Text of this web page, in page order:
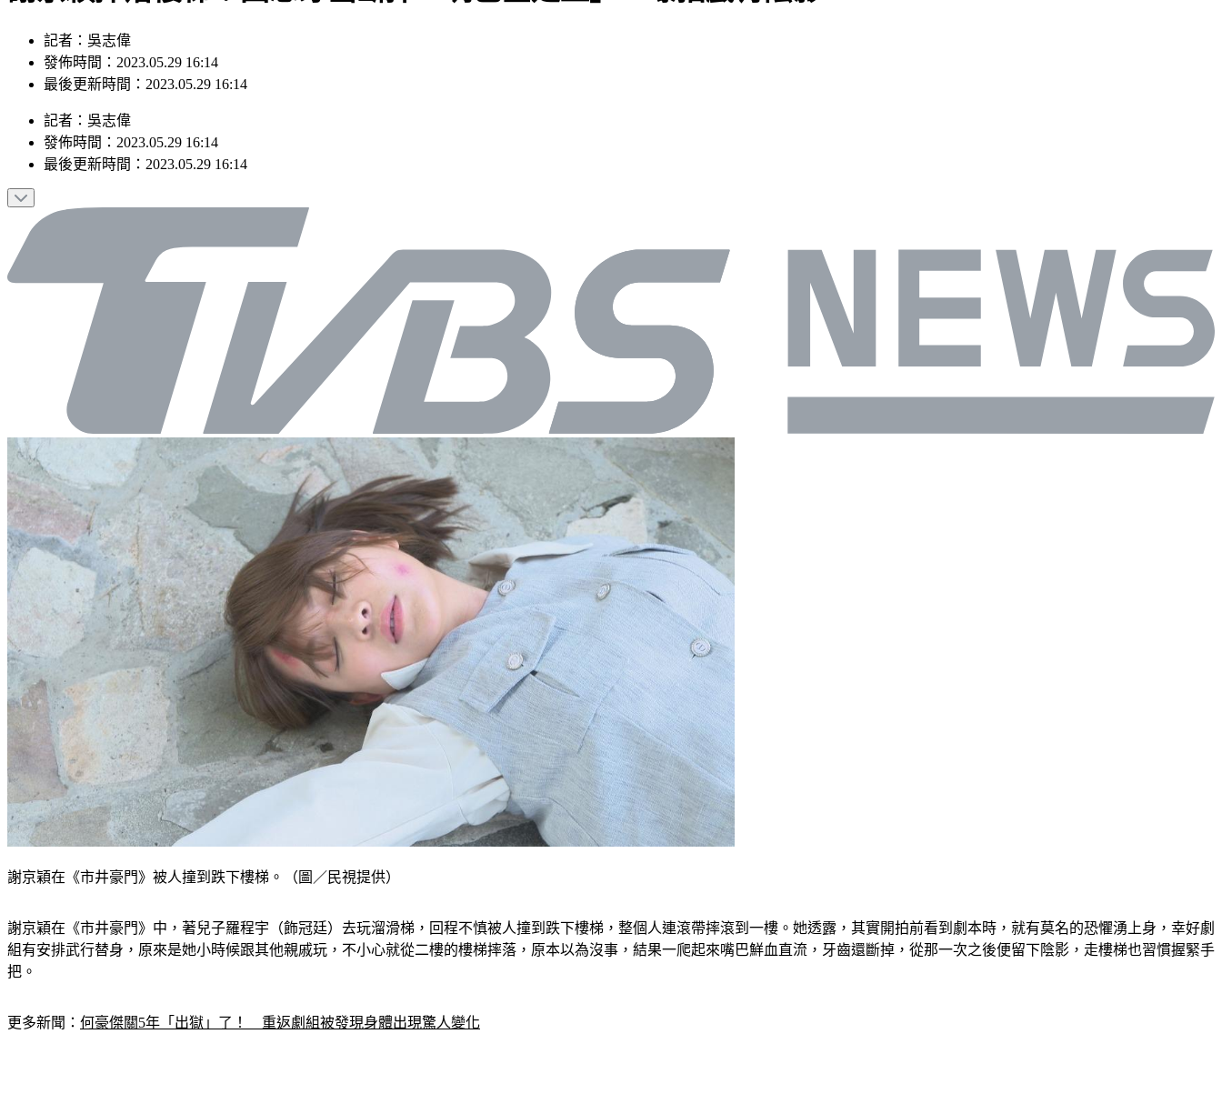
記者：吳志偉
發佈時間：2023.05.29 16:14
最後更新時間：2023.05.29 16:14
記者 ： 吳志偉
發佈時間： 2023.05.29 16:14
最後更新時間： 2023.05.29 16:14
謝京穎在《市井豪門》被人撞到跌下樓梯。（圖／民視提供）
謝京穎在《市井豪門》中，著兒子羅程宇（飾冠廷）去玩溜滑梯，回程不慎被人撞到跌下樓梯，整個人連滾帶摔滾到一樓。她透露，其實開拍前看到劇本時，就有莫名的恐懼湧上身，幸好劇
組有安排武行替身，原來是她小時候跟其他親戚玩，不小心就從二樓的樓梯摔落，原本以為沒事，結果一爬起來嘴巴鮮血直流，牙齒還斷掉，從那一次之後便留下陰影，走樓梯也習慣握緊手
把。
更多新聞： 何豪傑關5年「出獄」了！　重返劇組被發現身體出現驚人變化